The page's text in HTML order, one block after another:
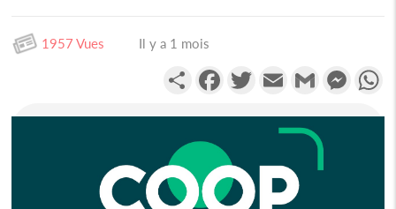
1957 Vues Il y a 1 mois
PartagerFacebookTwitterEmail Gmail